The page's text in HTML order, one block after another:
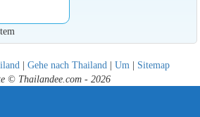
| Gehe nach Thailand | Um | Sitemap
© Thailandee.com - 2026